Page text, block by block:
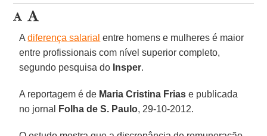
Adiferença salarial entre homens e mulheres é maior
entre profissionais com nível superior completo,
segundo pesquisa do Insper.
A reportagem é de Maria Cristina Frias e publicada
no jornal
Folha de S. Paulo, 29-10-2012.